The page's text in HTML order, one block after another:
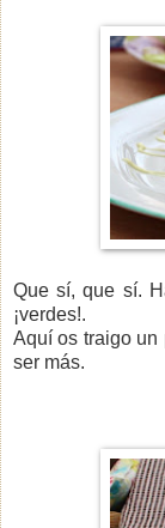
Que sí, que sí.
¡verdes!.
Aquí os traigo un
ser más.